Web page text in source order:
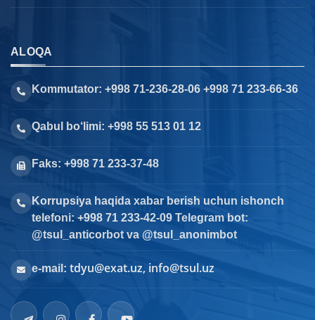
ALOQA
Kommutator: +998 71-236-28-06 +998 71 233-66-36
Qabul bo‘limi: +998 55 513 01 12
Faks: +998 71 233-37-48
Korrupsiya haqida xabar berish uchun ishonch
telefoni: +998 71 233-42-09 Telegram bot:
@tsul_anticorbot va @tsul_anonimbot
e-mail: tdyu@exat.uz, info@tsul.uz